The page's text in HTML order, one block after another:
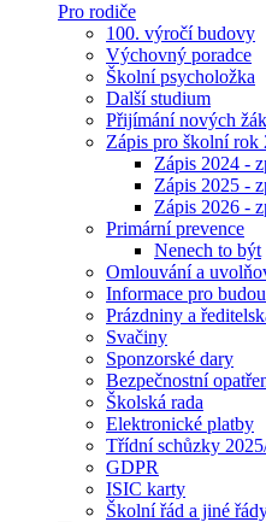
Pro rodiče
100. výročí budovy
Výchovný poradce
Školní psycholožka
Další studium
Přijímání nových
Zápis pro školní rok
Zápis 2024 -
Zápis 2025 -
Zápis 2026 -
Primární prevence
Nenech to být
Omlouvání a
Informace pro
Prázdniny a
Svačiny
Sponzorské dary
Bezpečnostní
Školská rada
Elektronické platby
Třídní schůzky
GDPR
ISIC karty
Školní řád a jiné